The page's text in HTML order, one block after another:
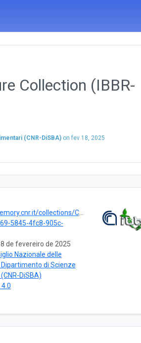
Collection (IBBR-
(CNR-DiSBA) on fev 18, 2025
collections/CNR-IBBR-MEPP
5845-4fc8-905c-
de fevereiro de 2025
Nazionale delle
di Scienze
DiSBA)
4.0